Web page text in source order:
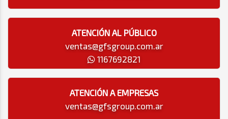
ATENCIÓN AL PÚBLICO
ventas@gfsgroup.com.ar
1167692821
ATENCIÓN A EMPRESAS
ventas@gfsgroup.com.ar